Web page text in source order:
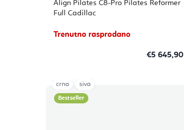
Align Pilates C8-Pro Pilates Reformer
Full Cadillac
Trenutno rasprodano
€5 645,90
Bestseller
crna siva